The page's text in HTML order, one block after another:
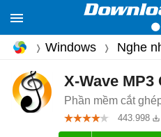
Windows Nghe
X-Wave
Phần mềm cắt
443.998